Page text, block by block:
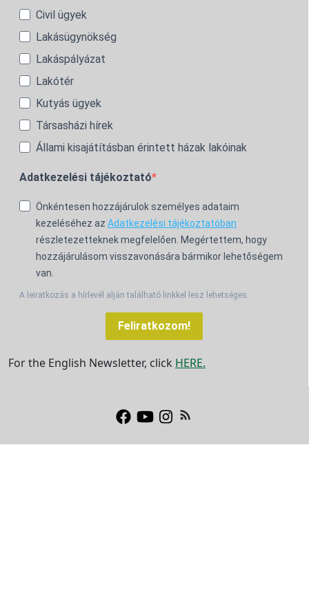
Civil ügyek
Lakásügynökség
Lakáspályázat
Lakótér
Kutyás ügyek
Társasházi hírek
Állami kisajátításban érintett házak lakóinak
Adatkezelési tájékoztató
Önkéntesen hozzájárulok személyes adataim
kezeléséhez az Adatkezelési tájékoztatóban
részletezetteknek megfelelően. Megértettem, hogy
hozzájárulásom visszavonására bármikor lehetőségem
van.
A leiratkozás a hírlevél alján található linkkel lesz lehetséges.
Feliratkozom!
For the English Newsletter, click HERE.
